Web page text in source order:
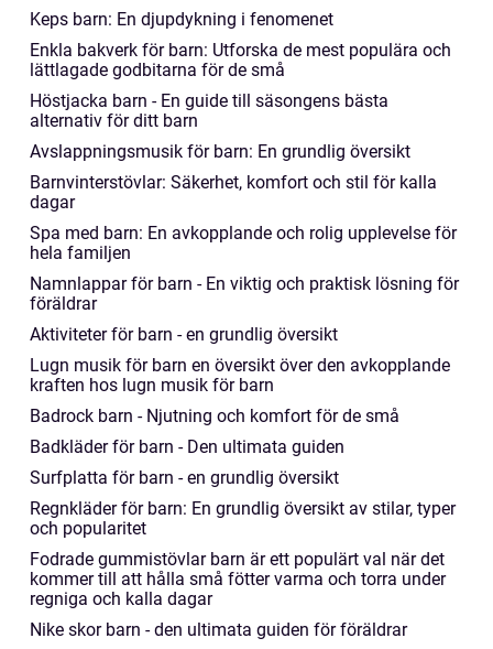
Keps barn: En djupdykning i fenomenet
Enkla bakverk för barn: Utforska de mest populära och
lättlagade godbitarna för de små
Höstjacka barn - En guide till säsongens bästa
alternativ för ditt barn
Avslappningsmusik för barn: En grundlig översikt
Barnvinterstövlar: Säkerhet, komfort och stil för kalla
dagar
Spa med barn: En avkopplande och rolig upplevelse för
hela familjen
Namnlappar för barn - En viktig och praktisk lösning för
föräldrar
Aktiviteter för barn - en grundlig översikt
Lugn musik för barn en översikt över den avkopplande
kraften hos lugn musik för barn
Badrock barn - Njutning och komfort för de små
Badkläder för barn - Den ultimata guiden
Surfplatta för barn - en grundlig översikt
Regnkläder för barn: En grundlig översikt av stilar, typer
och popularitet
Fodrade gummistövlar barn är ett populärt val när det
kommer till att hålla små fötter varma och torra under
regniga och kalla dagar
Nike skor barn - den ultimata guiden för föräldrar